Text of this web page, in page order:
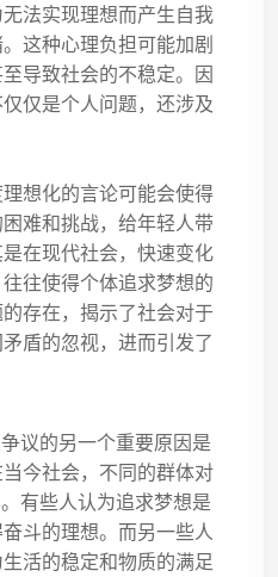
法实现理想而产生自我
这种心理负担可能加剧
导致社会的不稳定。因
仅是个人问题，还涉及
想化的言论可能会使得
难和挑战，给年轻人带
在现代社会，快速变化
往使得个体追求梦想的
存在，揭示了社会对于
盾的忽视，进而引发了
议的另一个重要原因是
今社会，不同的群体对
有些人认为追求梦想是
斗的理想。而另一些人
活的稳定和物质的满足